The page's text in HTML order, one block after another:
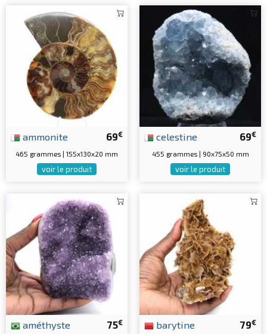
69€
ammonite
465 grammes | 155x130x20 mm
voir le produit
69€
celestine
455 grammes | 90x75x50 mm
voir le produit
75€
améthyste 79€
barytine